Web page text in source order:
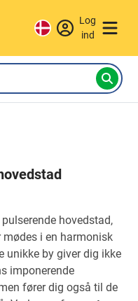
Log
ind
hovedstad,
i en harmonisk
unikke by giver dig ikke
imponerende
fører dig også til de